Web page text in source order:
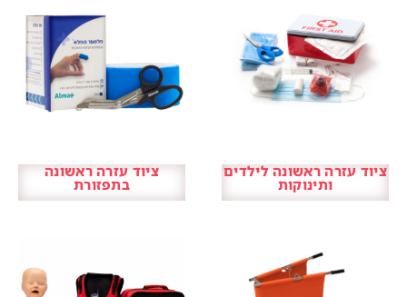
ציוד עזרה ראשונה לילדים
ותינוקות
ציוד עזרה ראשונה
בתפזורת